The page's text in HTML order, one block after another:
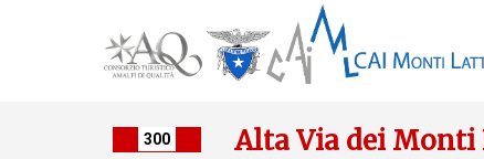
300 Alta Via dei Monti